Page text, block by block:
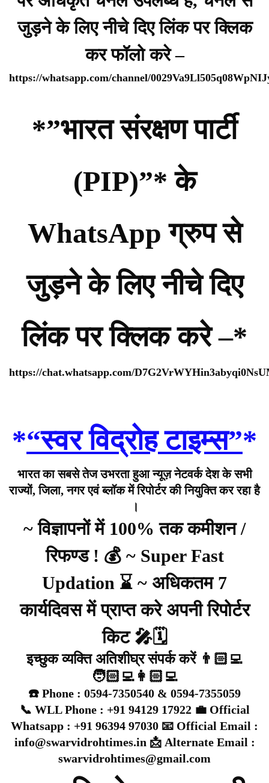
जुड़ने के लिए नीचे दिए लिंक पर क्लिक
कर फॉलो करे –
https://whatsapp.com/channel/
*”भारत संरक्षण पार्टी
(PIP)”* के
WhatsApp ग्रुप से
जुड़ने के लिए नीचे दिए
लिंक पर क्लिक करे –*
https://chat.whatsapp.com/
*“स्वर विद्रोह टाइम्स”*
भारत का सबसे तेज उभरता हुआ न्यूज़ नेटवर्क देश के सभी
राज्यों, जिला, नगर एवं ब्लॉक में रिपोर्टर की नियुक्ति कर रहा है
।
~ विज्ञापनों में 100% तक कमीशन /
रिफण्ड ! 💰 ~ Super Fast
Updation ⌛ ~ अधिकतम 7
कार्यदिवस में प्राप्त करे अपनी रिपोर्टर
किट 🎤🗓️
इच्छुक व्यक्ति अतिशीघ्र संपर्क करें 👨🏻‍💻
🧑🏻‍💻👩🏻‍💻
☎️ Phone : 0594-7350540 & 0594-7355059
📞 WLL Phone : +91 94129 17922 💼 Official
Whatsapp : +91 96394 97030 📧 Official Email :
info@swarvidrohtimes.in 📩 Alternate Email :
swarvidrohtimes@gmail.com